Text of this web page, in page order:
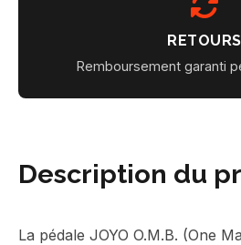
RETOURS
Remboursement garanti
Description du
La pédale JOYO O.M.B. (One